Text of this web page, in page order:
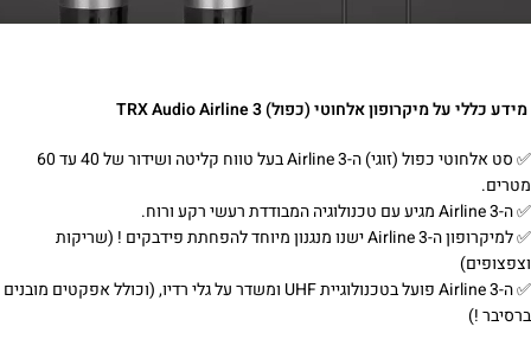
מידע כללי על מיקרופון אלחוטי (כפול) TRX Audio Airline 3
✅‌ סט אלחוטי כפול (זוגי) ה-Airline 3 בעל טווח קליטה ושידור של 40 עד 60
מטרים.
✅‌ ה-Airline 3 מגיע עם טכנולוגיה המבודדת רעשי רקע ורוח.
✅‌ למיקרופון ה-Airline 3 ישנו מנגנון מיוחד להפחתת פידבקים ! (שריקות
וצפצופים)
✅‌ ה-Airline 3 פועל בטכנולוגיית UHF ומשדר על גלי רדיו, (וכולל אפקטים מובנים
ברסיבר !)